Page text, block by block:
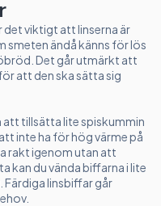
det viktigt att linserna är
smeten ändå känns för lös
Det går utmärkt att
att den ska sätta sig
att tillsätta lite spiskummin
inte ha för hög värme på
rakt igenom utan att
kan du vända biffarna i lite
linsbiffar går